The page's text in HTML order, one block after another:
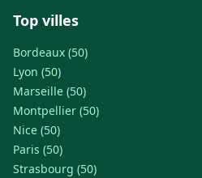
Top villes
Bordeaux (50)
Lyon (50)
Marseille (50)
Montpellier (50)
Nice (50)
Paris (50)
Strasbourg (50)